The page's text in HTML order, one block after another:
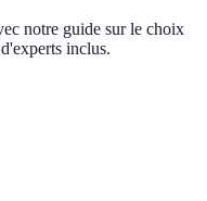
notre guide sur le choix
inclus.